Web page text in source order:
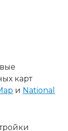
карт
и National